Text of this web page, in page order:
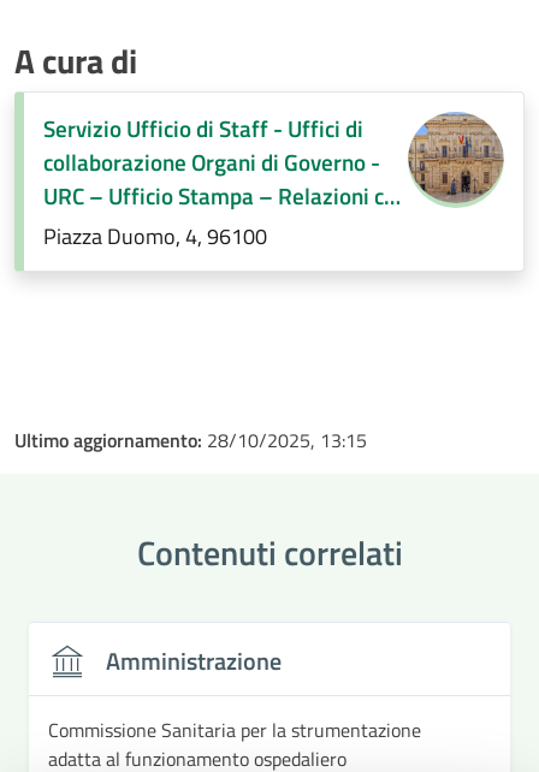
A cura di
Servizio Ufficio di Staff - Uffici di
collaborazione Organi di Governo -
URC – Ufficio Stampa – Relazioni con
la città
Piazza Duomo, 4, 96100
Ultimo aggiornamento: 28/10/2025, 13:15
Contenuti correlati
Amministrazione
Commissione Sanitaria per la strumentazione
adatta al funzionamento ospedaliero